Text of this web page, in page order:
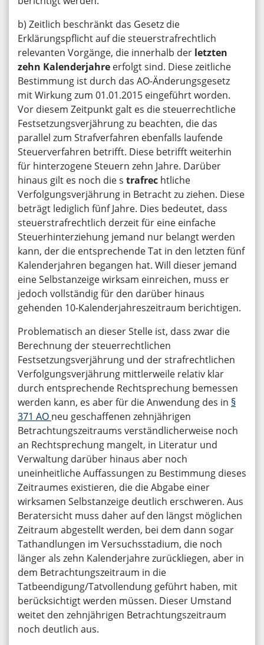
b) Zeitlich beschränkt das Gesetz die
Erklärungspflicht auf die steuerstrafrechtlich
relevanten Vorgänge, die innerhalb der letzten
zehn Kalenderjahre erfolgt sind. Diese zeitliche
Bestimmung ist durch das AO-Änderungsgesetz
mit Wirkung zum 01.01.2015 eingeführt worden.
Vor diesem Zeitpunkt galt es die steuerrechtliche
Festsetzungsverjährung zu beachten, die das
parallel zum Strafverfahren ebenfalls laufende
Steuerverfahren betrifft. Diese betrifft weiterhin
für hinterzogene Steuern zehn Jahre. Darüber
hinaus gilt es noch die s trafrec htliche
Verfolgungsverjährung in Betracht zu ziehen. Diese
beträgt lediglich fünf Jahre. Dies bedeutet, dass
steuerstrafrechtlich derzeit für eine einfache
Steuerhinterziehung jemand nur belangt werden
kann, der die entsprechende Tat in den letzten fünf
Kalenderjahren begangen hat. Will dieser jemand
eine Selbstanzeige wirksam einreichen, muss er
jedoch vollständig für den darüber hinaus
gehenden 10-Kalenderjahreszeitraum berichtigen.
Problematisch an dieser Stelle ist, dass zwar die
Berechnung der steuerrechtlichen
Festsetzungsverjährung und der strafrechtlichen
Verfolgungsverjährung mittlerweile relativ klar
durch entsprechende Rechtsprechung bemessen
werden kann, es aber für die Anwendung des in §
371 AO neu geschaffenen zehnjährigen
Betrachtungszeitraums verständlicherweise noch
an Rechtsprechung mangelt, in Literatur und
Verwaltung darüber hinaus aber noch
uneinheitliche Auffassungen zu Bestimmung dieses
Zeitraumes existieren, die die Abgabe einer
wirksamen Selbstanzeige deutlich erschweren. Aus
Beratersicht muss daher auf den längst möglichen
Zeitraum abgestellt werden, bei dem dann sogar
Tathandlungen im Versuchsstadium, die noch
länger als zehn Kalenderjahre zurückliegen, aber in
dem Betrachtungszeitraum in die
Tatbeendigung/Tatvollendung geführt haben, mit
berücksichtigt werden müssen. Dieser Umstand
weitet den zehnjährigen Betrachtungszeitraum
noch deutlich aus.